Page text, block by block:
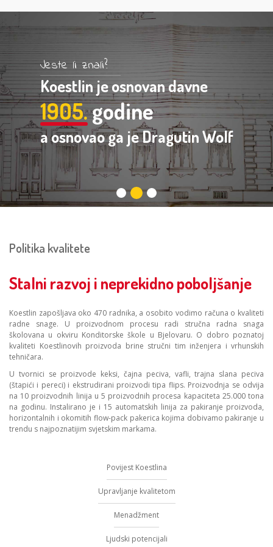
Jeste li znali?
Koestlin je osnovan davne
1905.godine
a osnovao ga je Dragutin Wolf
Politika kvalitete
Stalni razvoj i neprekidno poboljšanje
Koestlin zapošljava oko 470 radnika, a osobito vodimo računa o kvaliteti
radne snage. U proizvodnom procesu radi stručna radna snaga
školovana u okviru Konditorske škole u Bjelovaru. O dobro poznatoj
kvaliteti Koestlinovih proizvoda brine stručni tim inženjera i vrhunskih
tehničara.
U tvornici se proizvode keksi, čajna peciva, vafli, trajna slana peciva
(štapići i pereci) i ekstrudirani proizvodi tipa flips. Proizvodnja se odvija
na 10 proizvodnih linija u 5 proizvodnih procesa kapaciteta 25.000 tona
na godinu. Instalirano je i 15 automatskih linija za pakiranje proizvoda,
horizontalnih i okomitih flow-pack pakerica kojima dobivamo pakiranje u
trendu s najpoznatijim svjetskim markama.
Povijest Koestlina
Upravljanje kvalitetom
Menadžment
Ljudski potencijali